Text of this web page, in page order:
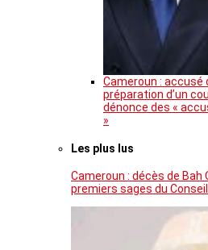
Cameroun : accusé
préparation d’un
dénonce des «
»
Les plus lus
Cameroun : décès de Bah
premiers sages du